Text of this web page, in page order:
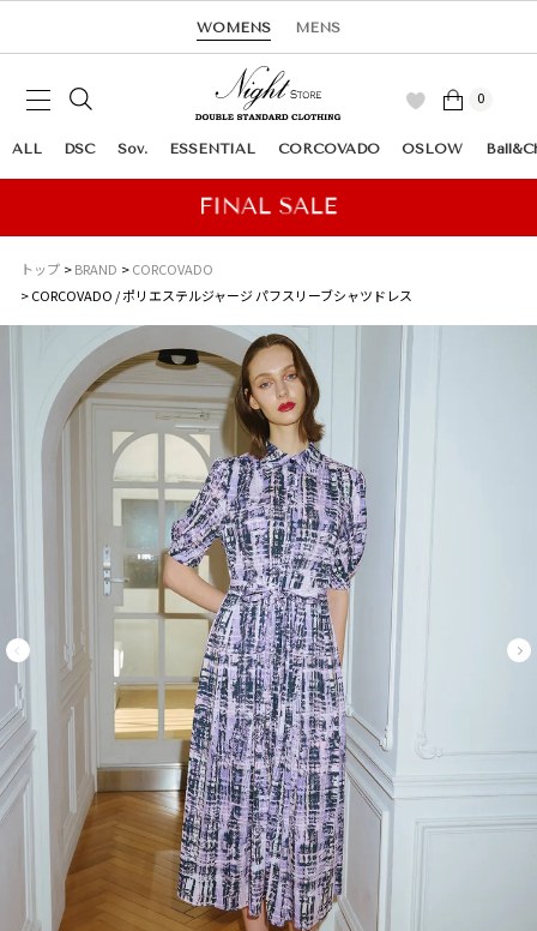
WOMENS MENS
0
ALL DSC Sov. ESSENTIAL CORCOVADO OSLOW
トップ BRAND
CORCOVADO
CORCOVADO / ポリエステルジャージ パフスリーブシャツドレス